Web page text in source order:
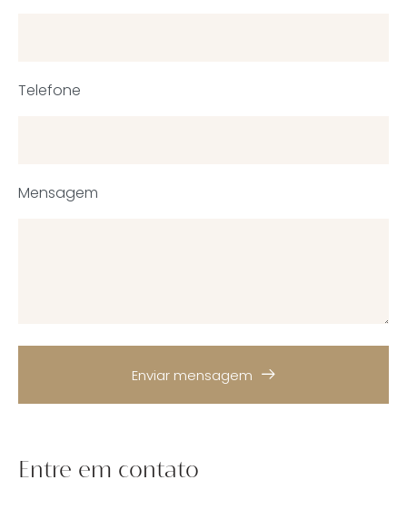
Telefone
Mensagem
Enviar mensagem
Entre em contato